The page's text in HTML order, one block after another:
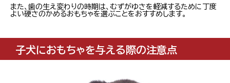
また、歯の生え変わりの時期は、むずがゆさを軽減するために丁度
よい硬さのかめるおもちゃを選ぶことをおすすめします。
子犬におもちゃを与える際の注意点